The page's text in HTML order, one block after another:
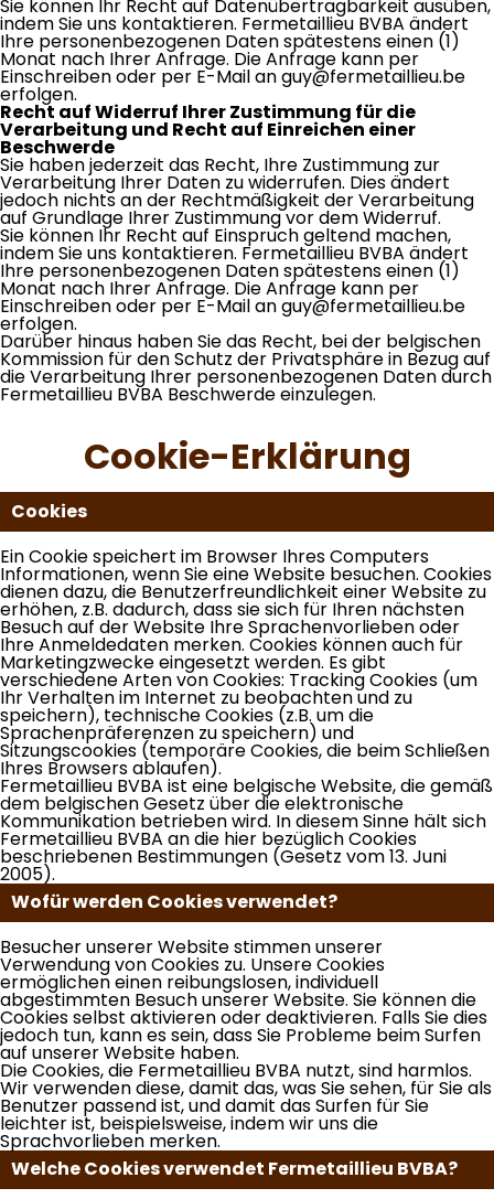
Sie können Ihr Recht auf Datenübertragbarkeit ausüben,
indem Sie uns kontaktieren. Fermetaillieu BVBA ändert
Ihre personenbezogenen Daten spätestens einen (1)
Monat nach Ihrer Anfrage. Die Anfrage kann per
Einschreiben oder per E-Mail an guy@fermetaillieu.be
erfolgen.
Recht auf Widerruf Ihrer Zustimmung für die
Verarbeitung und Recht auf Einreichen einer
Beschwerde
Sie haben jederzeit das Recht, Ihre Zustimmung zur
Verarbeitung Ihrer Daten zu widerrufen. Dies ändert
jedoch nichts an der Rechtmäßigkeit der Verarbeitung
auf Grundlage Ihrer Zustimmung vor dem Widerruf.
Sie können Ihr Recht auf Einspruch geltend machen,
indem Sie uns kontaktieren. Fermetaillieu BVBA ändert
Ihre personenbezogenen Daten spätestens einen (1)
Monat nach Ihrer Anfrage. Die Anfrage kann per
Einschreiben oder per E-Mail an guy@fermetaillieu.be
erfolgen.
Darüber hinaus haben Sie das Recht, bei der belgischen
Kommission für den Schutz der Privatsphäre in Bezug auf
die Verarbeitung Ihrer personenbezogenen Daten durch
Fermetaillieu BVBA Beschwerde einzulegen.
Cookie-Erklärung
Cookies
Ein Cookie speichert im Browser Ihres Computers
Informationen, wenn Sie eine Website besuchen. Cookies
dienen dazu, die Benutzerfreundlichkeit einer Website zu
erhöhen, z.B. dadurch, dass sie sich für Ihren nächsten
Besuch auf der Website Ihre Sprachenvorlieben oder
Ihre Anmeldedaten merken. Cookies können auch für
Marketingzwecke eingesetzt werden. Es gibt
verschiedene Arten von Cookies: Tracking Cookies (um
Ihr Verhalten im Internet zu beobachten und zu
speichern), technische Cookies (z.B. um die
Sprachenpräferenzen zu speichern) und
Sitzungscookies (temporäre Cookies, die beim Schließen
Ihres Browsers ablaufen).
Fermetaillieu BVBA ist eine belgische Website, die gemäß
dem belgischen Gesetz über die elektronische
Kommunikation betrieben wird. In diesem Sinne hält sich
Fermetaillieu BVBA an die hier bezüglich Cookies
beschriebenen Bestimmungen (Gesetz vom 13. Juni
2005).
Wofür werden Cookies verwendet?
Besucher unserer Website stimmen unserer
Verwendung von Cookies zu. Unsere Cookies
ermöglichen einen reibungslosen, individuell
abgestimmten Besuch unserer Website. Sie können die
Cookies selbst aktivieren oder deaktivieren. Falls Sie dies
jedoch tun, kann es sein, dass Sie Probleme beim Surfen
auf unserer Website haben.
Die Cookies, die Fermetaillieu BVBA nutzt, sind harmlos.
Wir verwenden diese, damit das, was Sie sehen, für Sie als
Benutzer passend ist, und damit das Surfen für Sie
leichter ist, beispielsweise, indem wir uns die
Sprachvorlieben merken.
Welche Cookies verwendet Fermetaillieu BVBA?